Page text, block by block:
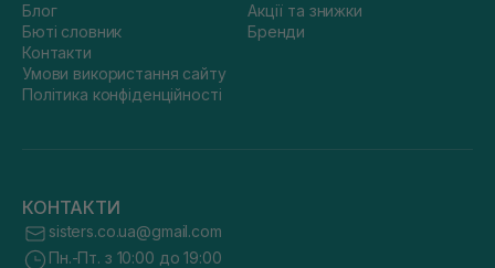
Блог
Бюті словник
Контакти
Умови використання сайту
Політика конфіденційності
Акції та знижки
Бренди
КОНТАКТИ
sisters.co.ua@gmail.com
Пн.-Пт. з 10:00 до 19:00